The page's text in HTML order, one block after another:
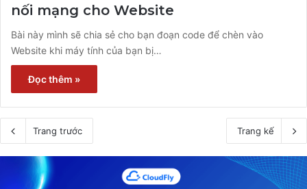
nối mạng cho Website
Bài này mình sẽ chia sẻ cho bạn đoạn code để chèn vào
Website khi máy tính của bạn bị…
Đọc thêm »
Trang trước Trang kế